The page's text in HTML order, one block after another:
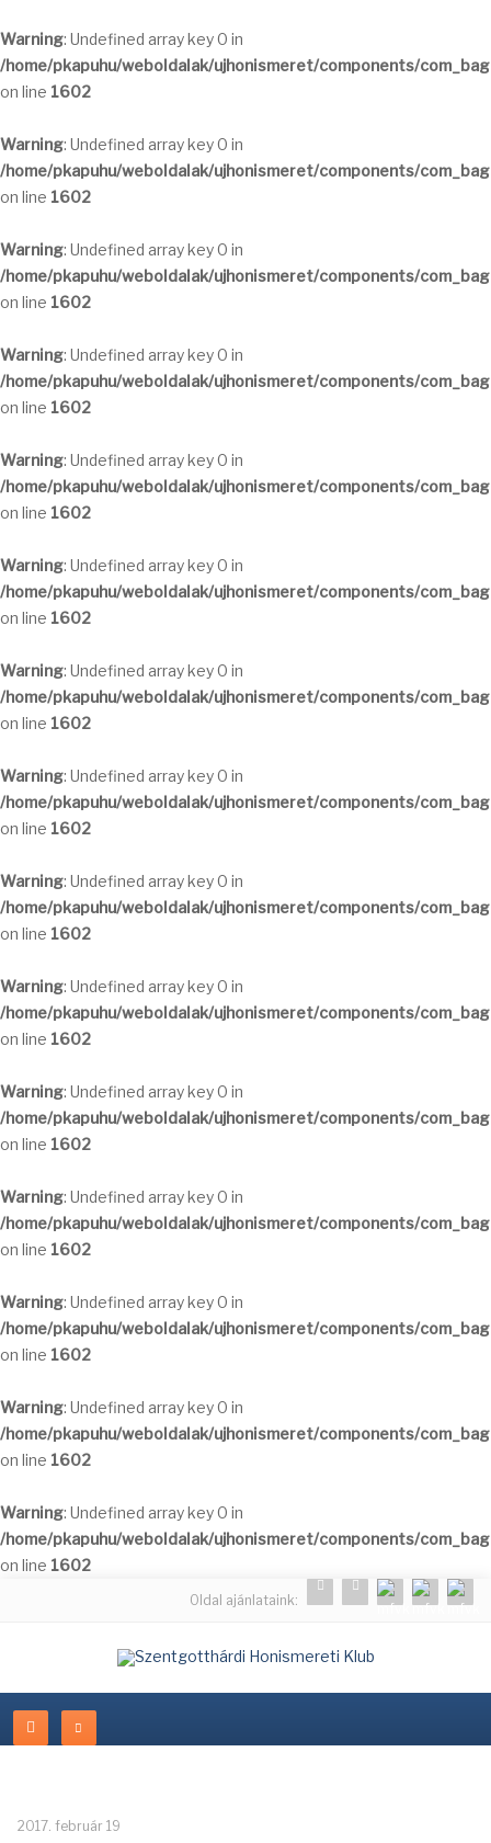
Warning: Undefined array key 0 in
/home/pkapuhu/weboldalak/ujhonismeret/components/
on line 1602
Warning: Undefined array key 0 in
/home/pkapuhu/weboldalak/ujhonismeret/components/
on line 1602
Warning: Undefined array key 0 in
/home/pkapuhu/weboldalak/ujhonismeret/components/
on line 1602
Warning: Undefined array key 0 in
/home/pkapuhu/weboldalak/ujhonismeret/components/
on line 1602
Warning: Undefined array key 0 in
/home/pkapuhu/weboldalak/ujhonismeret/components/
on line 1602
Warning: Undefined array key 0 in
/home/pkapuhu/weboldalak/ujhonismeret/components/
on line 1602
Warning: Undefined array key 0 in
/home/pkapuhu/weboldalak/ujhonismeret/components/
on line 1602
Warning: Undefined array key 0 in
/home/pkapuhu/weboldalak/ujhonismeret/components/
on line 1602
Warning: Undefined array key 0 in
/home/pkapuhu/weboldalak/ujhonismeret/components/
on line 1602
Warning: Undefined array key 0 in
/home/pkapuhu/weboldalak/ujhonismeret/components/
on line 1602
Warning: Undefined array key 0 in
/home/pkapuhu/weboldalak/ujhonismeret/components/
on line 1602
Warning: Undefined array key 0 in
/home/pkapuhu/weboldalak/ujhonismeret/components/
on line 1602
Warning: Undefined array key 0 in
/home/pkapuhu/weboldalak/ujhonismeret/components/
on line 1602
Warning: Undefined array key 0 in
/home/pkapuhu/weboldalak/ujhonismeret/components/
on line 1602
Warning: Undefined array key 0 in
/home/pkapuhu/weboldalak/ujhonismeret/components/
on line 1602
Oldal ajánlataink:
2017. február 19